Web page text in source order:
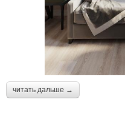
читать дальше →